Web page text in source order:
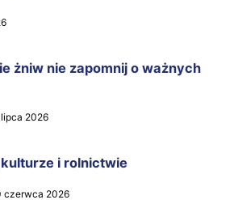
żniw nie zapomnij o ważnych
2026
i rolnictwie
czerwca 2026